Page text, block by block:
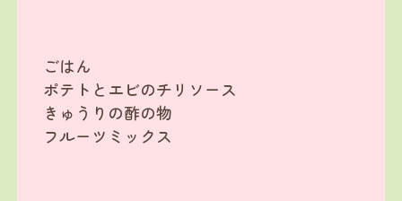
ごはん
ポテトとエビのチリソース
きゅうりの酢の物
フルーツミックス